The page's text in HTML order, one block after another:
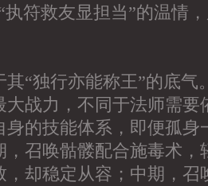
执符救友显担当”的温情
其“独行亦能称王”的底气
大战力，不同于法师需要
身的技能体系，即便孤身
，召唤骷髅配合施毒术，
，却稳定从容；中期，召